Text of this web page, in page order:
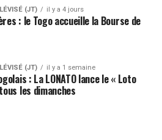
(JT) il y a 4 jours
: le Togo accueille la Bourse de
(JT) il y a 1 semaine
: La LONATO lance le « Loto
les dimanches